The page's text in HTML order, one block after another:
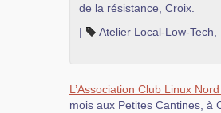
de la résistance, Croix.
|
Atelier Local-Low-Tech
L’Association Club Linux
mois aux Petites Cantines, à